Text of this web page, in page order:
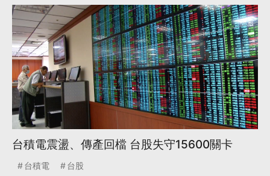
台積電震盪、傳產回檔 台股失守15600關卡
台積電 台股